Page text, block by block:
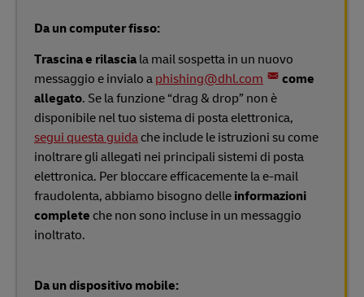
Da un computer fisso:
Trascina e rilascia la mail sospetta in un nuovo
messaggio e invialo a phishing@dhl.com
come
allegato. Se la funzione “drag & drop” non è
disponibile nel tuo sistema di posta elettronica,
segui questa guida che include le istruzioni su come
inoltrare gli allegati nei principali sistemi di posta
elettronica. Per bloccare efficacemente la e-mail
fraudolenta, abbiamo bisogno delle informazioni
complete che non sono incluse in un messaggio
inoltrato.
Da un dispositivo mobile: